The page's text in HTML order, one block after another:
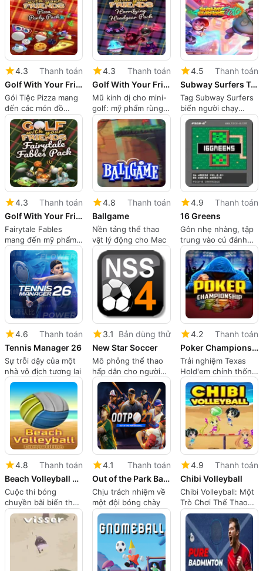
4.3
Thanh toán
Golf With Your Friends: Pizza Party Pack
Gói Tiệc Pizza mang
đến các món đồ
trang trí theo chủ đề
pizza cho Golf Với
Bạn Bè
4.3
Thanh toán
Golf With Your Friends: Horrifying Headgear Pack
Mũ kinh dị cho mini-
golf: mỹ phẩm rùng
rợn cho niềm vui đa
người chơi
4.5
Thanh toán
Subway Surfers Tag
Tag Subway Surfers
biến người chạy
thành trượt ván
trong đấu trường
4.3
Thanh toán
Golf With Your Friends: Fairytale Fables Pack
Fairytale Fables
mang đến mỹ phẩm
như trong truyện cổ
tích cho mini-golf
nhiều người chơi
4.8
Thanh toán
Ballgame
Nền tảng thể thao
vật lý động cho Mac
4.9
Thanh toán
16 Greens
Gôn nhẹ nhàng, tập
trung vào cú đánh
với thẩm mỹ low-poly
4.6
Thanh toán
Tennis Manager 26
Sự trỗi dậy của một
nhà vô địch tương lai
3.1
Bản dùng thử
New Star Soccer
Mô phỏng thể thao
hấp dẫn cho người
dùng Mac
4.2
Thanh toán
Poker Championship
Trải nghiệm Texas
Hold'em chính thống
trên Mac
4.8
Thanh toán
Beach Volleyball Competition
Cuộc thi bóng
chuyền bãi biển thú
vị dành cho người
dùng Mac
4.1
Thanh toán
Out of the Park Baseball 27
Chịu trách nhiệm về
một đội bóng chày
4.9
Thanh toán
Chibi Volleyball
Chibi Volleyball: Một
Trò Chơi Thể Thao
Anime Vui Nhộn